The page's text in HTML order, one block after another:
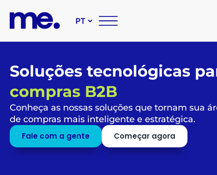
Soluções tecnológicas
compras B2B
Conheça as nossas soluções que tornam sua
de compras mais inteligente e estratégica.
Fale com a gente
Começar agora